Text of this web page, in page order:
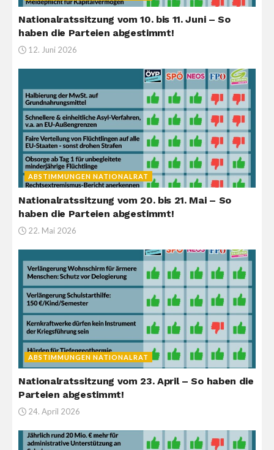
Nationalratssitzung vom 10. bis 11. Juni – So
haben die Parteien abgestimmt!
12. Juni 2026
ABSTIMMUNGEN NATIONALRAT
Nationalratssitzung vom 20. bis 21. Mai – So
haben die Parteien abgestimmt!
22. Mai 2026
ABSTIMMUNGEN NATIONALRAT
Nationalratssitzung vom 23. April – So haben die
Parteien abgestimmt!
24. April 2026